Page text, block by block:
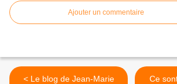
Ajouter un commentaire
< Le blog de Jean-Marie